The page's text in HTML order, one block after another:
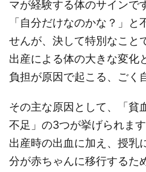
マが経験する体のサインで
「自分だけなのかな？」と
せんが、決して特別なこと
出産による体の大きな変化
負担が原因で起こる、ごく
その主な原因として、「貧
不足」の3つが挙げられます
出産時の出血に加え、授乳
分が赤ちゃんに移行するた